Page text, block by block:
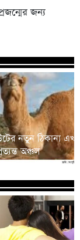
জন্য
নতুন ঠিকানা এখন
অঞ্চল